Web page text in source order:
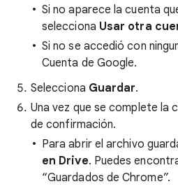
Si no aparece la cuenta
selecciona Usar otra
Si no se accedió con
Cuenta de Google.
Selecciona Guardar.
Una vez que se complete la
de confirmación.
Para abrir el archivo
en Drive. Puedes
“Guardados de Chrome”.